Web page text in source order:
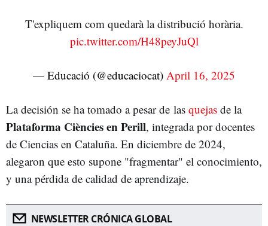
T'expliquem com quedarà la distribució horària.
pic.twitter.com/H48peyJuQl
— Educació (@educaciocat) April 16, 2025
La decisión se ha tomado a pesar de las quejas de la
Plataforma Ciències en Perill, integrada por docentes
de Ciencias en Cataluña. En diciembre de 2024,
alegaron que esto supone "fragmentar" el conocimiento,
y una pérdida de calidad de aprendizaje.
NEWSLETTER CRÓNICA GLOBAL